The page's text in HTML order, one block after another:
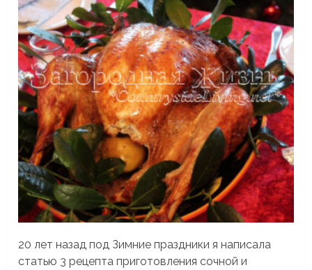
20 лет назад под Зимние праздники я написала
статью 3 рецепта приготовления сочной и